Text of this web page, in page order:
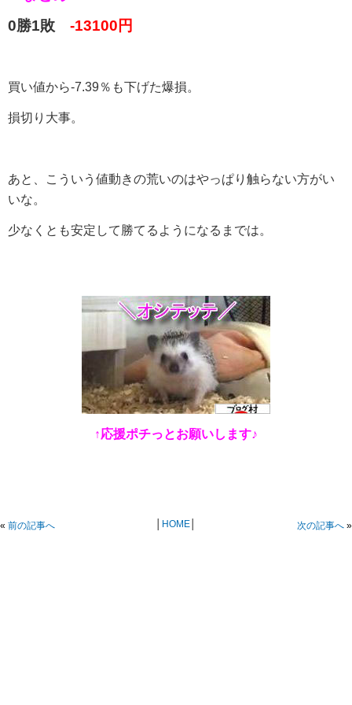
0勝1敗 -13100円
買い値から-7.39％も下げた爆損。
損切り大事。
あと、こういう値動きの荒いのはやっぱり触らない方がい
いな。
少なくとも安定して勝てるようになるまでは。
↑応援ポチっとお願いします♪
« 前の記事へ HOME│ 次の記事へ »